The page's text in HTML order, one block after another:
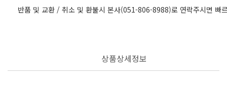
반품 및 교환 / 취소 및 환불시 본사(051-806-8988)로 연락주시면 빠
상품상세정보